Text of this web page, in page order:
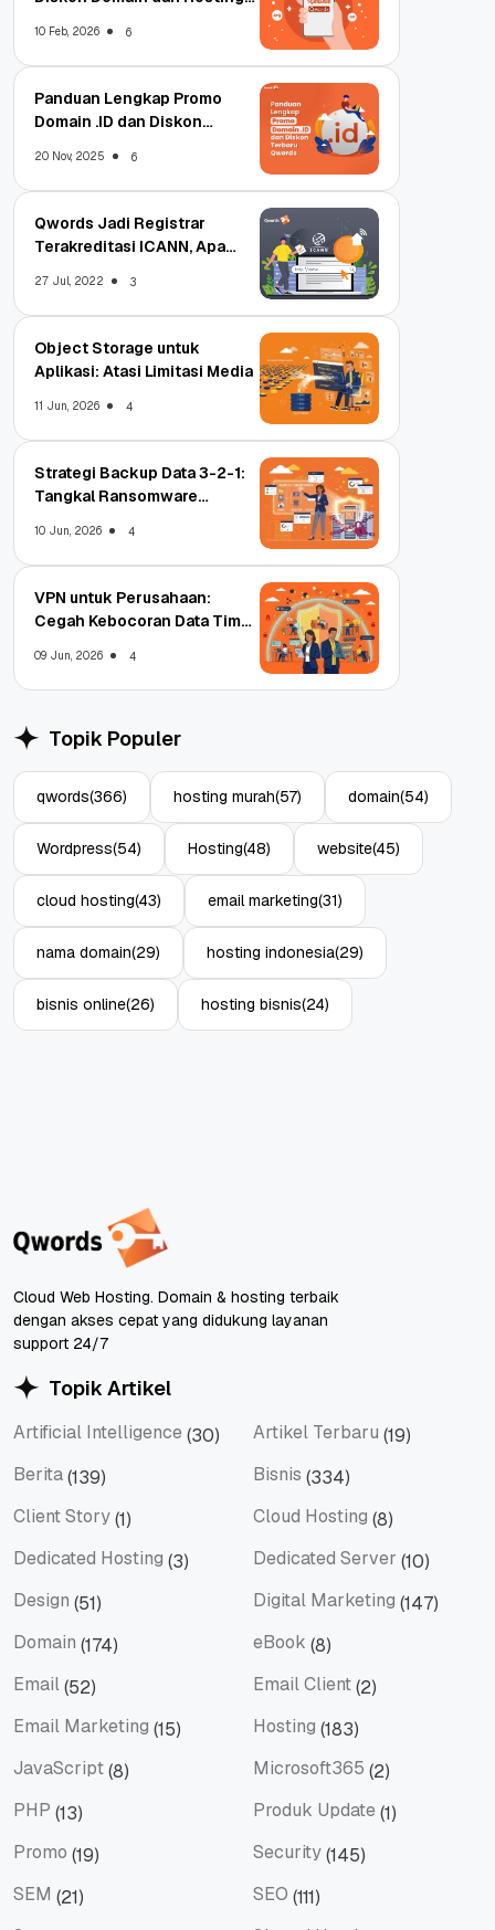
10 Feb, 2026 6
Panduan Lengkap Promo
Domain .ID dan Diskon
20 Nov, 2025 6
Qwords Jadi Registrar
Terakreditasi ICANN, Apa
27 Jul, 2022 3
Object Storage untuk
Aplikasi: Atasi Limitasi Media
11 Jun, 2026 4
Strategi Backup Data 3-2-1:
Tangkal Ransomware
10 Jun, 2026 4
VPN untuk Perusahaan:
Cegah Kebocoran Data Tim
09 Jun, 2026 4
Topik Populer
qwords(366) hosting murah(57) domain(54)
Wordpress(54) Hosting(48) website(45)
cloud hosting(43) email marketing(31)
nama domain(29) hosting indonesia(29)
bisnis online(26) hosting bisnis(24)
Cloud Web Hosting. Domain & hosting terbaik
dengan akses cepat yang didukung layanan
support 24/7
Topik Artikel
Artificial Intelligence (30) Artikel Terbaru (19)
Berita(139) Bisnis (334)
Client Story(1) Cloud Hosting (8)
Dedicated Hosting (3) Dedicated Server (10)
Design (51) Digital Marketing (147)
Domain (174) eBook (8)
Email(52) Email Client(2)
Email Marketing (15) Hosting (183)
JavaScript(8) Microsoft365 (2)
PHP (13) Produk Update (1)
Promo (19) Security(145)
SEM (21) SEO (111)